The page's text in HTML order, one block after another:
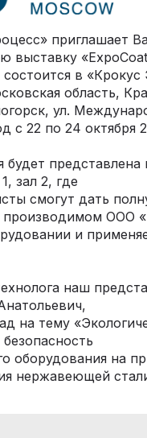
приглашает
выставку
в «Крокус
область,
ул.
с 22 по 24 октября
представлена
зал 2, где
смогут дать
ООО
и
наш
на тему
оборудования на
нержавеющей